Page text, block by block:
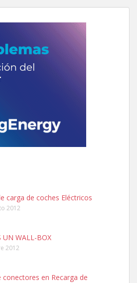
carga de coches Eléctricos
2012
UN WALL-BOX
2012
conectores en Recarga de